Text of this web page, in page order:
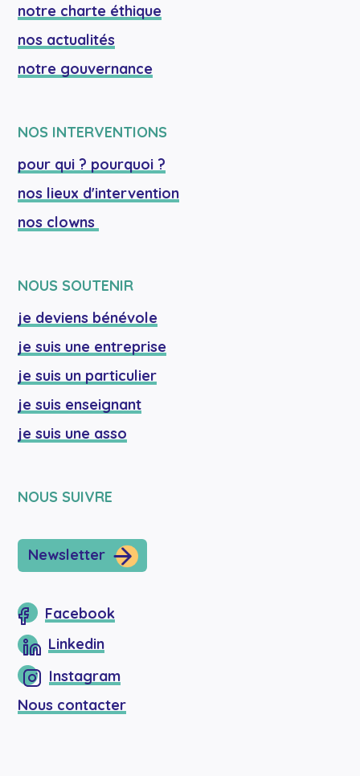
notre charte éthique
nos actualités
notre gouvernance
NOS INTERVENTIONS
pour qui ? pourquoi ?
nos lieux d'intervention
nos clowns
NOUS SOUTENIR
je deviens bénévole
je suis une entreprise
je suis un particulier
je suis enseignant
je suis une asso
NOUS SUIVRE
Newsletter
Facebook
Linkedin
Instagram
Nous contacter